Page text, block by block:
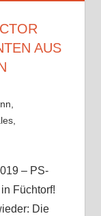
AUS
– PS-
Füchtorf!
Die